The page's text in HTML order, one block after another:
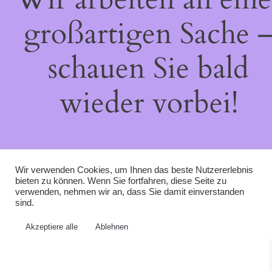
großartigen Sache
schauen Sie bald
wieder vorbei!
Wir verwenden Cookies, um Ihnen das beste Nutzererlebnis
bieten zu können. Wenn Sie fortfahren, diese Seite zu
verwenden, nehmen wir an, dass Sie damit einverstanden
sind.
Akzeptiere alle Ablehnen